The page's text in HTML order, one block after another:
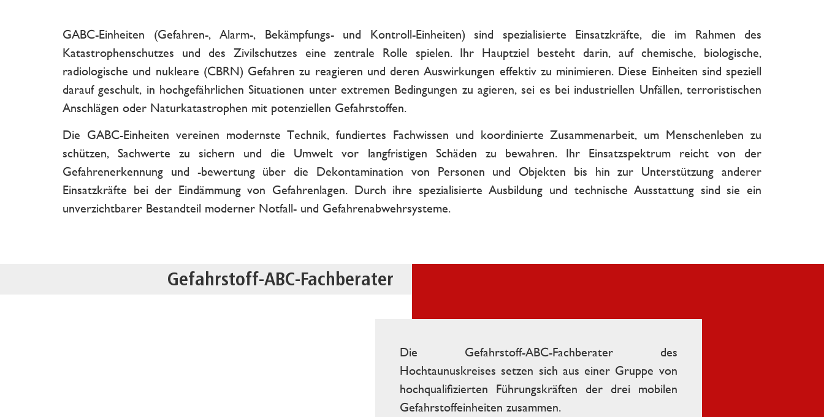
GABC-Einheiten (Gefahren-, Alarm-, Bekämpfungs- und Kontroll-Einheiten) sind spezialisierte Einsatzkräfte, die im Rahmen des
Katastrophenschutzes und des Zivilschutzes eine zentrale Rolle spielen. Ihr Hauptziel besteht darin, auf chemische, biologische,
radiologische und nukleare (CBRN) Gefahren zu reagieren und deren Auswirkungen effektiv zu minimieren. Diese Einheiten sind speziell
darauf geschult, in hochgefährlichen Situationen unter extremen Bedingungen zu agieren, sei es bei industriellen Unfällen, terroristischen
Anschlägen oder Naturkatastrophen mit potenziellen Gefahrstoffen.
Die GABC-Einheiten vereinen modernste Technik, fundiertes Fachwissen und koordinierte Zusammenarbeit, um Menschenleben zu
schützen, Sachwerte zu sichern und die Umwelt vor langfristigen Schäden zu bewahren. Ihr Einsatzspektrum reicht von der
Gefahrenerkennung und -bewertung über die Dekontamination von Personen und Objekten bis hin zur Unterstützung anderer
Einsatzkräfte bei der Eindämmung von Gefahrenlagen. Durch ihre spezialisierte Ausbildung und technische Ausstattung sind sie ein
unverzichtbarer Bestandteil moderner Notfall- und Gefahrenabwehrsysteme.
Gefahrstoff-ABC-Fachberater
Die Gefahrstoff-ABC-Fachberater des
Hochtaunuskreises setzen sich aus einer Gruppe von
hochqualifizierten Führungskräften der drei mobilen
Gefahrstoffeinheiten zusammen.